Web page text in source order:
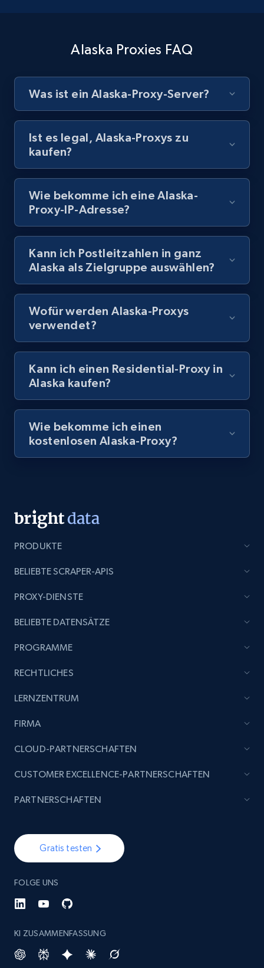
Alaska Proxies FAQ
Was ist ein Alaska-Proxy-Server?
Ist es legal, Alaska-Proxys zu
kaufen?
Wie bekomme ich eine Alaska-
Proxy-IP-Adresse?
Kann ich Postleitzahlen in ganz
Alaska als Zielgruppe auswählen?
Wofür werden Alaska-Proxys
verwendet?
Kann ich einen Residential-Proxy in
Alaska kaufen?
Wie bekomme ich einen
kostenlosen Alaska-Proxy?
PRODUKTE
BELIEBTE SCRAPER-APIS
PROXY-DIENSTE
BELIEBTE DATENSÄTZE
PROGRAMME
RECHTLICHES
LERNZENTRUM
FIRMA
Gratis testen
FOLGE UNS
KI ZUSAMMENFASSUNG
CLOUD-PARTNERSCHAFTEN
CUSTOMER EXCELLENCE-PARTNERSCHAFTEN
PARTNERSCHAFTEN